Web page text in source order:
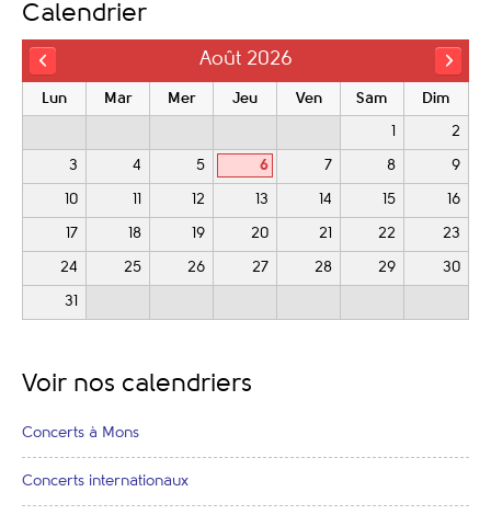
Calendrier
Août 2026
Lun Mar Mer Jeu Ven Sam Dim
2
3 4 5 6 7 8 9
10 12 13 14 15 16
17 18 19 20 21 22 23
24 25 26 27 28 29 30
31
Voir nos calendriers
Concerts à Mons
Concerts internationaux